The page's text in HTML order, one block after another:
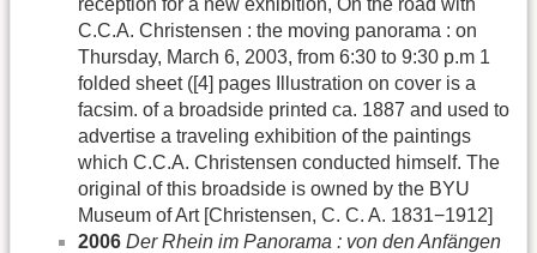
C.C.A. Christensen : the moving panorama : on
Thursday, March 6, 2003, from 6:30 to 9:30 p.m 1
folded sheet ([4] pages Illustration on cover is a
facsim. of a broadside printed ca. 1887 and used to
advertise a traveling exhibition of the paintings
which C.C.A. Christensen conducted himself. The
original of this broadside is owned by the BYU
Museum of Art [Christensen, C. C. A. 1831−1912]
2006 Der Rhein im Panorama : von den Anfängen